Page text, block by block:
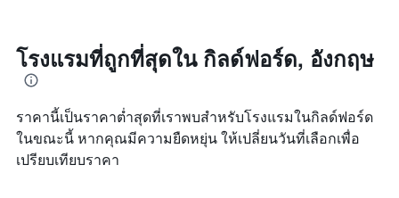
3
วัน
ที่
มา
แกน
แสดง
หมวด
โรงแรม
ตาม
จำนวน
วัน
ที่
พัก
แผนภูมิ
มี
แกน
โรงแรมที่ถูกที่สุดใน กิลด์ฟอร์ด, อังกฤษ
ราคานี้เป็นราคาต่ำสุดที่เราพบสำหรับโรงแรมในกิลด์ฟอร์ด
ในขณะนี้ หากคุณมีความยืดหยุ่น ให้เปลี่ยนวันที่เลือกเพื่อ
เปรียบเทียบราคา